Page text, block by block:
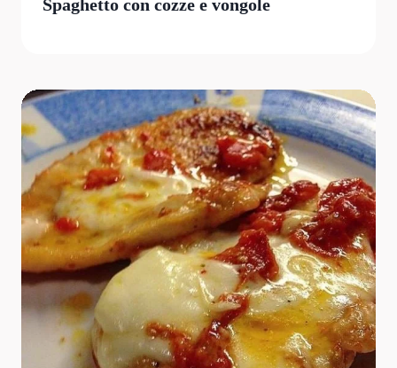
Spaghetto con cozze e vongole